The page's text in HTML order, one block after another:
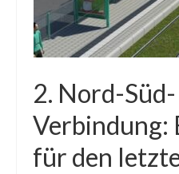
2. Nord-Süd-
Verbindung:
für den